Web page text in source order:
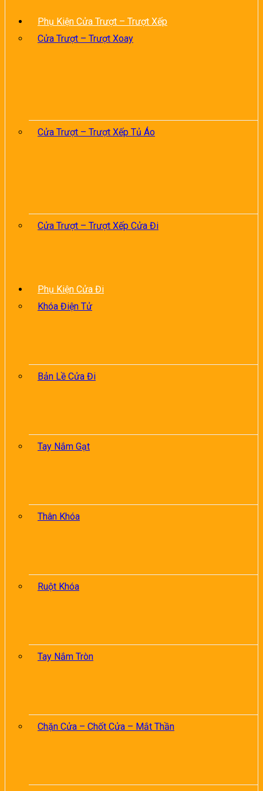
Phụ Kiện Cửa Trượt – Trượt Xếp
Cửa Trượt – Trượt Xoay
Cửa Trượt – Trượt Xếp Tủ Áo
Cửa Trượt – Trượt Xếp Cửa Đi
Phụ Kiện Cửa Đi
Khóa Điện Tử
Bản Lề Cửa Đi
Tay Nắm Gạt
Thân Khóa
Ruột Khóa
Tay Nắm Tròn
Chặn Cửa – Chốt Cửa – Mắt Thần